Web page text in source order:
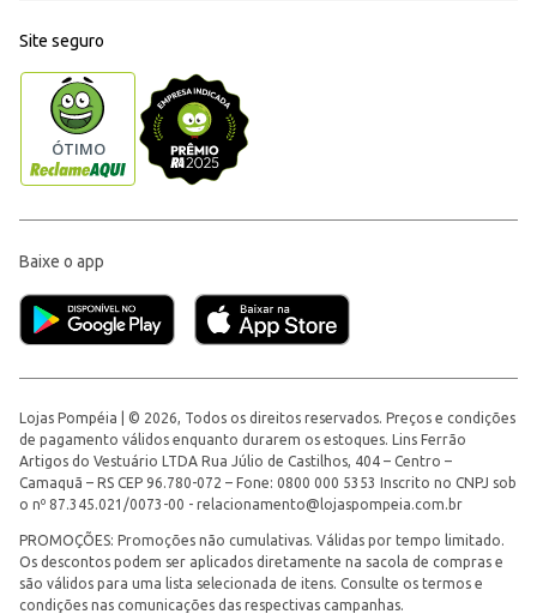
Site seguro
Baixe o app
Lojas Pompéia | © 2026, Todos os direitos reservados. Preços e condições
de pagamento válidos enquanto durarem os estoques. Lins Ferrão
Artigos do Vestuário LTDA Rua Júlio de Castilhos, 404 – Centro –
Camaquã – RS CEP 96.780-072 – Fone: 0800 000 5353 Inscrito no CNPJ sob
o nº 87.345.021/0073-00 - relacionamento@lojaspompeia.com.br
PROMOÇÕES: Promoções não cumulativas. Válidas por tempo limitado.
Os descontos podem ser aplicados diretamente na sacola de compras e
são válidos para uma lista selecionada de itens. Consulte os termos e
condições nas comunicações das respectivas campanhas.